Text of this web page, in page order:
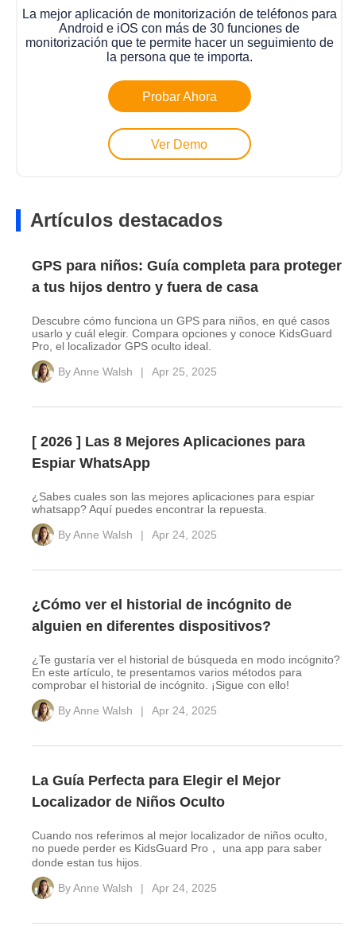
La mejor aplicación de monitorización de teléfonos para
Android e iOS con más de 30 funciones de
monitorización que te permite hacer un seguimiento de
la persona que te importa.
Probar Ahora
Ver Demo
Artículos destacados
GPS para niños: Guía completa para proteger
a tus hijos dentro y fuera de casa
Descubre cómo funciona un GPS para niños, en qué casos
usarlo y cuál elegir. Compara opciones y conoce KidsGuard
Pro, el localizador GPS oculto ideal.
ByAnne Walsh | Apr 25, 2025
[ 2026 ] Las 8 Mejores Aplicaciones para
Espiar WhatsApp
¿Sabes cuales son las mejores aplicaciones para espiar
whatsapp? Aquí puedes encontrar la repuesta.
ByAnne Walsh | Apr 24, 2025
¿Cómo ver el historial de incógnito de
alguien en diferentes dispositivos?
¿Te gustaría ver el historial de búsqueda en modo incógnito?
En este artículo, te presentamos varios métodos para
comprobar el historial de incógnito. ¡Sigue con ello!
ByAnne Walsh | Apr 24, 2025
La Guía Perfecta para Elegir el Mejor
Localizador de Niños Oculto
Cuando nos referimos al mejor localizador de niños oculto,
no puede perder es KidsGuard Pro， una app para saber
donde estan tus hijos.
ByAnne Walsh | Apr 24, 2025